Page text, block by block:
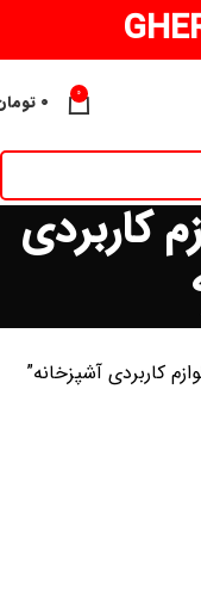
0 ۰
کاربردی
کاربردی آشپزخانه”